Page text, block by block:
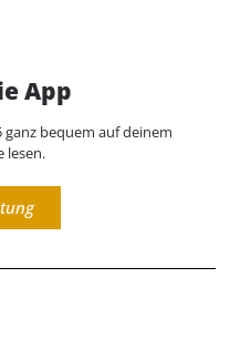
App
bequem auf deinem
lesen.